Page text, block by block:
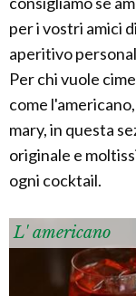
per i vostri amici
aperitivo
Per chi vuole
come
mary, in questa
originale e
ogni cocktail.
L' americano